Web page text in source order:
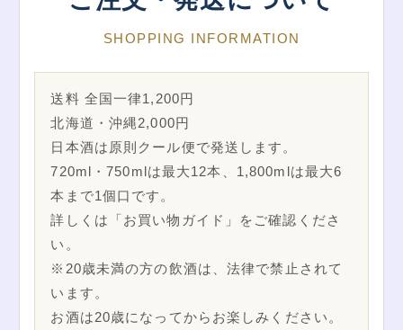
SHOPPING INFORMATION
送料 全国一律1,200円
北海道・沖縄2,000円
日本酒は原則クール便で発送します。
720ml・750mlは最大12本、1,800mlは最大6
本まで1個口です。
詳しくは「お買い物ガイド」をご確認くださ
い。
※20歳未満の方の飲酒は、法律で禁止されて
います。
お酒は20歳になってからお楽しみください。